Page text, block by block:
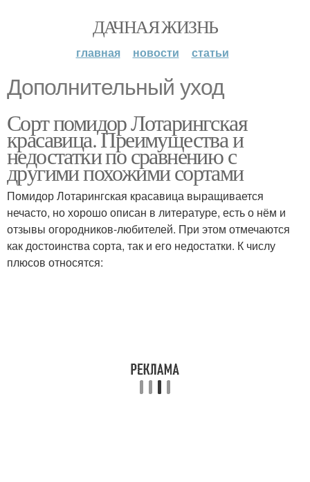
ДАЧНАЯ ЖИЗНЬ
главная новости статьи
Дополнительный уход
Сорт помидор Лотарингская
красавица. Преимущества и
недостатки по сравнению с
другими похожими сортами
Помидор Лотарингская красавица выращивается
нечасто, но хорошо описан в литературе, есть о нём и
отзывы огородников-любителей. При этом отмечаются
как достоинства сорта, так и его недостатки. К числу
плюсов относятся: